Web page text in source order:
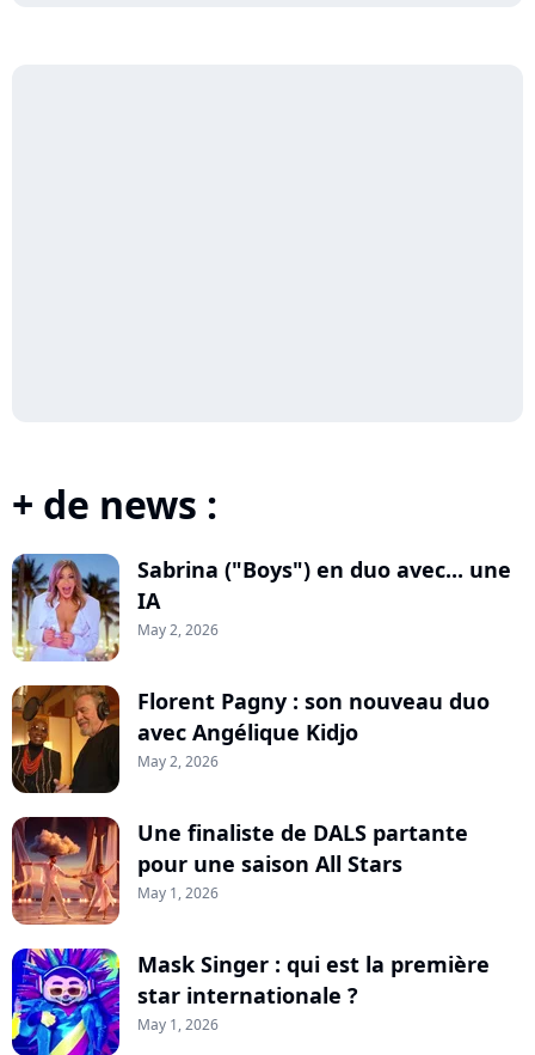
+ de news :
Sabrina ("Boys") en duo avec... une
IA
May 2, 2026
Florent Pagny : son nouveau duo
avec Angélique Kidjo
May 2, 2026
Une finaliste de DALS partante
pour une saison All Stars
May 1, 2026
Mask Singer : qui est la première
star internationale ?
May 1, 2026